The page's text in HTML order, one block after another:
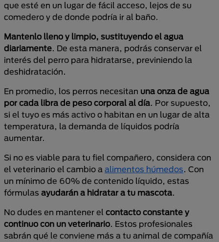
que esté en un lugar de fácil acceso, lejos de su
comedero y de donde podría ir al baño.
Mantenlo lleno y limpio, sustituyendo el agua
diariamente. De esta manera, podrás conservar el
interés del perro para hidratarse, previniendo la
deshidratación.
En promedio, los perros necesitan una onza de agua
por cada libra de peso corporal al día. Por supuesto,
si el tuyo es más activo o habitan en un lugar de alta
temperatura, la demanda de líquidos podría
aumentar.
Si no es viable para tu fiel compañero, considera con
el veterinario el cambio a alimentos húmedos. Con
un mínimo de 60% de contenido líquido, estas
fórmulas ayudarán a hidratar a tu mascota.
No dudes en mantener el contacto constante y
continuo con un veterinario. Estos profesionales
sabrán qué le conviene más a tu animal de compañía